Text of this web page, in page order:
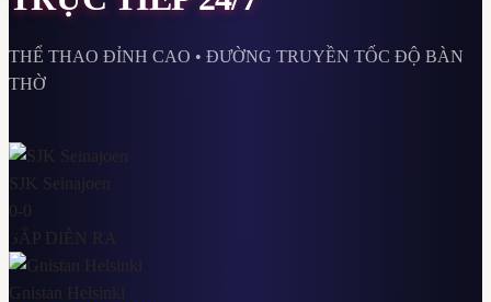
THỂ THAO ĐỈNH CAO • ĐƯỜNG TRUYỀN TỐC ĐỘ BÀN
THỜ
SJK Seinajoen
0-0
SẮP DIỄN RA
Gnistan Helsinki